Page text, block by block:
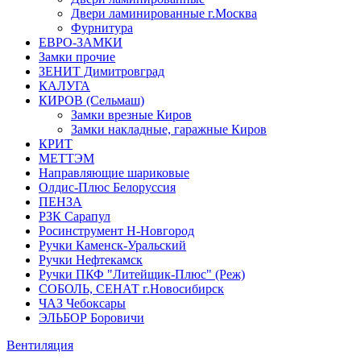
Двери ламинированные г.Москва
Фурнитура
ЕВРО-ЗАМКИ
Замки прочие
ЗЕНИТ Димитровград
КАЛУГА
КИРОВ (Сельмаш)
Замки врезные Киров
Замки накладные, гаражные Киров
КРИТ
МЕТТЭМ
Направляющие шариковые
Олдис-Плюс Белоруссия
ПЕНЗА
РЗК Сарапул
Росинструмент Н-Новгород
Ручки Каменск-Уральский
Ручки Нефтекамск
Ручки ПКФ "Литейщик-Плюс" (Реж)
СОБОЛЬ, СЕНАТ г.Новосибирск
ЧАЗ Чебоксары
ЭЛЬБОР Боровичи
Вентиляция